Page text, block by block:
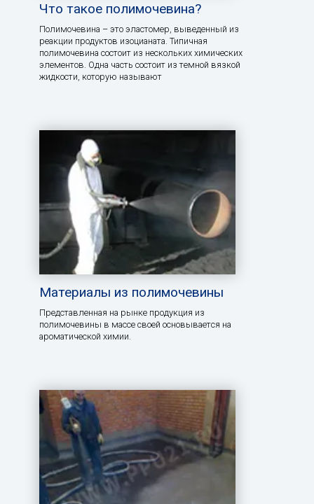
Что такое полимочевина?
Полимочевина – это эластомер, выведенный из
реакции продуктов изоцианата. Типичная
полимочевина состоит из нескольких химических
элементов. Одна часть состоит из темной вязкой
жидкости, которую называют
Материалы из полимочевины
Представленная на рынке продукция из
полимочевины в массе своей основывается на
ароматической химии.